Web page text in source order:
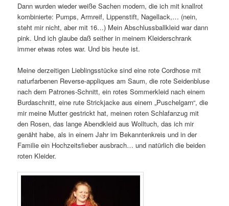
Dann wurden wieder weiße Sachen modern, die ich mit knallrot
kombinierte: Pumps, Armreif, Lippenstift, Nagellack,… (nein,
steht mir nicht, aber mit 16…) Mein Abschlussballkleid war dann
pink. Und ich glaube daß seither in meinem Kleiderschrank
immer etwas rotes war. Und bis heute ist.
Meine derzeitigen Lieblingsstücke sind eine rote Cordhose mit
naturfarbenen Reverse-appliques am Saum, die rote Seidenbluse
nach dem Patrones-Schnitt, ein rotes Sommerkleid nach einem
Burdaschnitt, eine rute Strickjacke aus einem „Puschelgarn“, die
mir meine Mutter gestrickt hat, meinen roten Schlafanzug mit
den Rosen, das lange Abendkleid aus Wolltuch, das ich mir
genäht habe, als in einem Jahr im Bekanntenkreis und in der
Familie ein Hochzeitsfieber ausbrach… und natürlich die beiden
roten Kleider.